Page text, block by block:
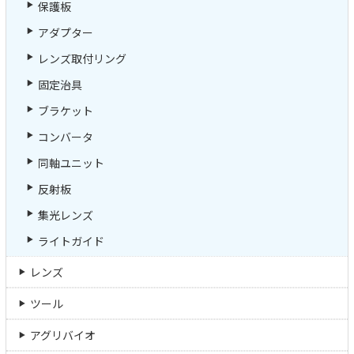
保護板
アダプター
レンズ取付リング
固定治具
ブラケット
コンバータ
同軸ユニット
反射板
集光レンズ
ライトガイド
レンズ
ツール
アグリバイオ